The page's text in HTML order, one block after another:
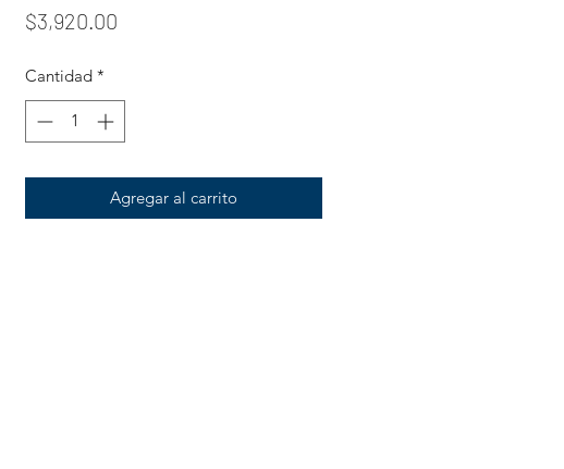
$3,920.00Precio
Cantidad *
Agregar al carrito